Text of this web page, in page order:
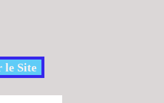
le Site